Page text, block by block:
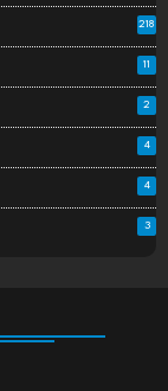
218
11
2
4
4
3